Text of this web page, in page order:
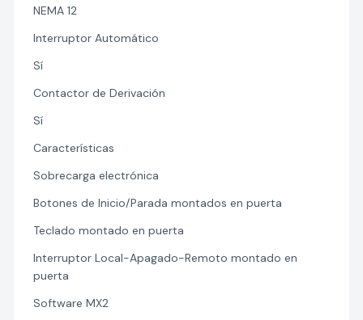
NEMA 12
Interruptor Automático
Sí
Contactor de Derivación
Sí
Características
Sobrecarga electrónica
Botones de Inicio/Parada montados en puerta
Teclado montado en puerta
Interruptor Local-Apagado-Remoto montado en
puerta
Software MX2